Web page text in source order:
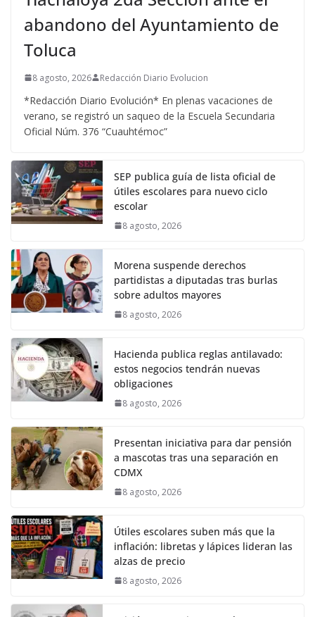
abandono del Ayuntamiento de
Toluca
8 agosto, 2026 Redacción Diario Evolucion
*Redacción Diario Evolución* En plenas vacaciones de
verano, se registró un saqueo de la Escuela Secundaria
Oficial Núm. 376 “Cuauhtémoc”
SEP publica guía de lista oficial de
útiles escolares para nuevo ciclo
escolar
8 agosto, 2026
Morena suspende derechos
partidistas a diputadas tras burlas
sobre adultos mayores
8 agosto, 2026
Hacienda publica reglas antilavado:
estos negocios tendrán nuevas
obligaciones
8 agosto, 2026
Presentan iniciativa para dar pensión
a mascotas tras una separación en
CDMX
8 agosto, 2026
Útiles escolares suben más que la
inflación: libretas y lápices lideran las
alzas de precio
8 agosto, 2026